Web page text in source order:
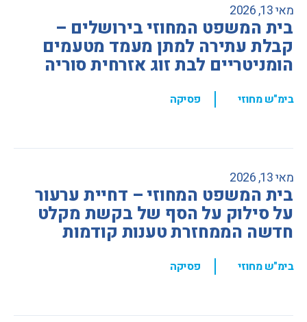
מאי 13, 2026
בית המשפט המחוזי בירושלים –
קבלת עתירה למתן מעמד מטעמים
הומניטריים לבת זוג אזרחית סוריה
בימ"ש מחוזי , פסיקה
מאי 13, 2026
בית המשפט המחוזי – דחיית ערעור
על סילוק על הסף של בקשת מקלט
חדשה הממחזרת טענות קודמות
בימ"ש מחוזי , פסיקה